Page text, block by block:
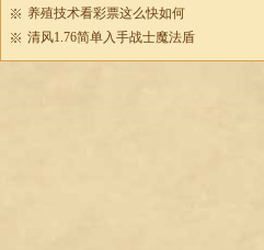
养殖技术看彩票这么快如何
清风1.76简单入手战士魔法盾